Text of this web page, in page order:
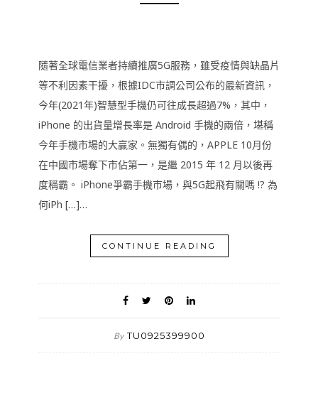
隨著全球電信業者持續推廣5G服務，雖受疫情與缺晶片
等不利因素干擾，根據IDC市調公司公布的最新資訊，
今年(2021年)智慧型手機仍可往成長超過7%，其中，
iPhone 的出貨量增長率是 Android 手機的兩倍，堪稱
今年手機市場的大贏家。無獨有偶的，APPLE 10月份
在中國市場奪下市佔第一，是繼 2015 年 12 月以後再
度稱霸。 iPhone爭霸手機市場，與5G起飛有關嗎 !? 為
何iPh […]…
CONTINUE READING
By TU0925399900